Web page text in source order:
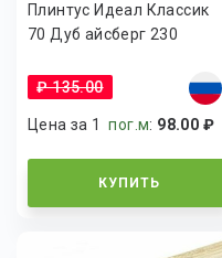
Плинтус Идеал Классик
70 Дуб айсберг 230
₽ 135.00
Цена за 1пог.м: 98.00 ₽
КУПИТЬ